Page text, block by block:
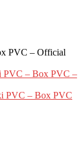
PVC – Official
PVC – Box PVC –
PVC – Box PVC